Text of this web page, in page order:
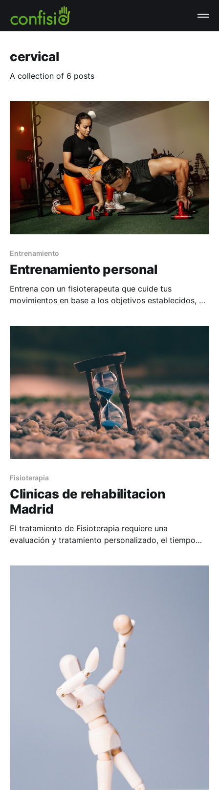
cervical
A collection of 6 posts
Entrenamiento
Entrenamiento personal
Entrena con un fisioterapeuta que cuide tus
movimientos en base a los objetivos establecidos, y
Fisioterapia
Clinicas de rehabilitacion
Madrid
El tratamiento de Fisioterapia requiere una
evaluación y tratamiento personalizado, el tiempo
proporcional a la recuperación de éste.